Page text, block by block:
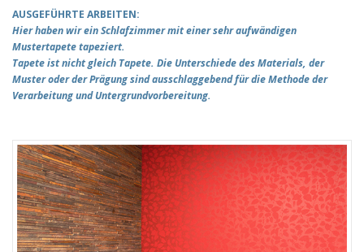
AUSGEFÜHRTE ARBEITEN:
Hier haben wir ein Schlafzimmer mit einer sehr aufwändigen
Mustertapete tapeziert.
Tapete ist nicht gleich Tapete. Die Unterschiede des Materials, der
Muster oder der Prägung sind ausschlaggebend für die Methode der
Verarbeitung und Untergrundvorbereitung.